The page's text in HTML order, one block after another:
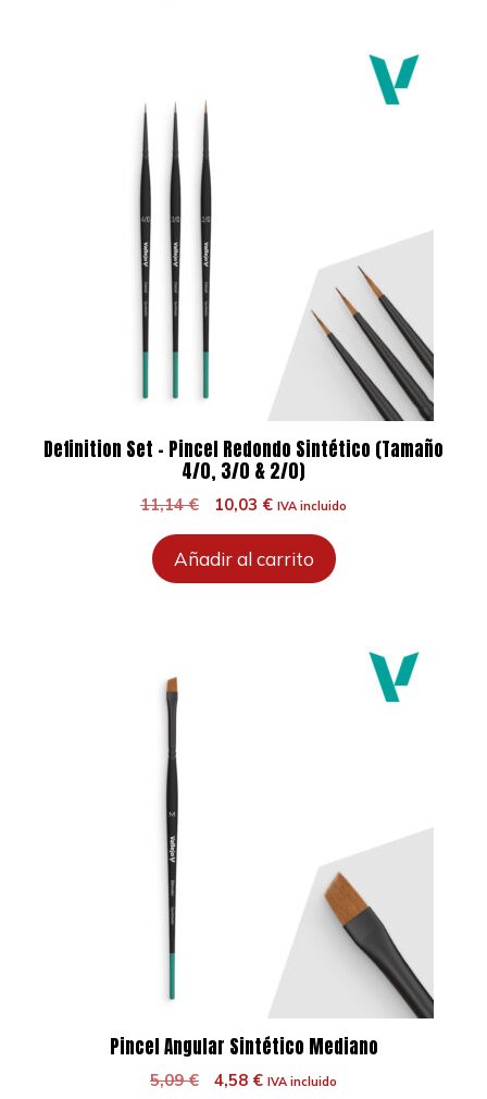
Definition Set – Pincel Redondo Sintético (Tamaño
4/0, 3/0 & 2/0)
11,14€
El
original
era:
10,03 €El
actual
es:
IVA incluido
Añadir al carrito
Pincel Angular Sintético Mediano
5,09€
El
4,58 €ElIVA incluido